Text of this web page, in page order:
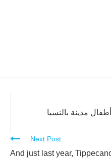
مدينة بالنسيا
Next Post
And just last year,